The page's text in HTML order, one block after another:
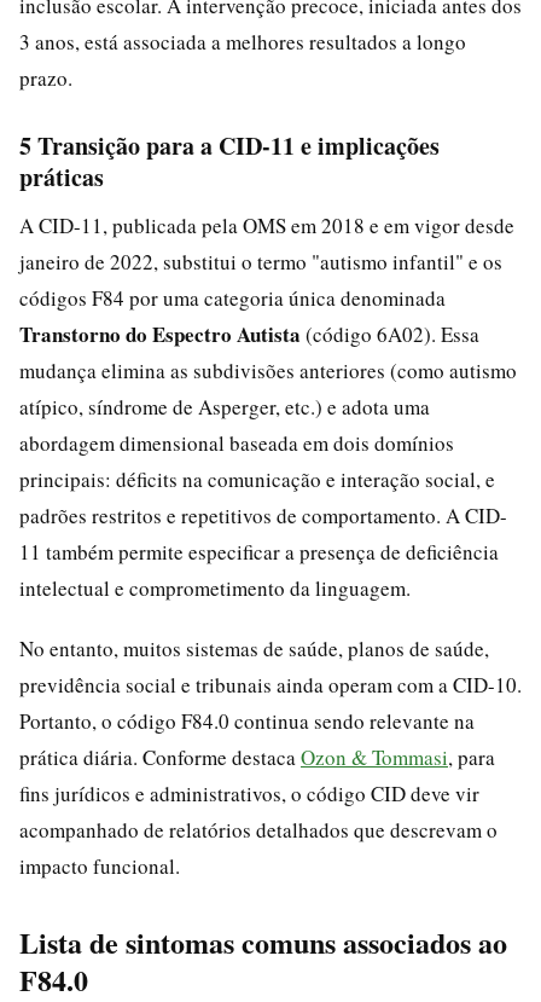
3 anos, está associada a melhores resultados a longo
prazo.
5 Transição para a CID-11 e implicações
práticas
A CID-11, publicada pela OMS em 2018 e em vigor desde
janeiro de 2022, substitui o termo "autismo infantil" e os
códigos F84 por uma categoria única denominada
Transtorno do Espectro Autista (código 6A02). Essa
mudança elimina as subdivisões anteriores (como autismo
atípico, síndrome de Asperger, etc.) e adota uma
abordagem dimensional baseada em dois domínios
principais: déficits na comunicação e interação social, e
padrões restritos e repetitivos de comportamento. A CID-
11 também permite especificar a presença de deficiência
intelectual e comprometimento da linguagem.
No entanto, muitos sistemas de saúde, planos de saúde,
previdência social e tribunais ainda operam com a CID-10.
Portanto, o código F84.0 continua sendo relevante na
prática diária. Conforme destaca Ozon & Tommasi, para
fins jurídicos e administrativos, o código CID deve vir
acompanhado de relatórios detalhados que descrevam o
impacto funcional.
Lista de sintomas comuns associados ao
F84.0